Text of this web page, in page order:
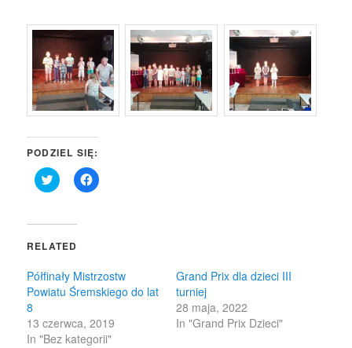
PODZIEL SIĘ:
Click
to
(Opens
new
Click
to
RELATED
Półfinały Mistrzostw
Powiatu Śremskiego do lat
8
13 czerwca, 2019
In "Bez kategorii"
Grand Prix dla dzieci III
turniej
28 maja, 2022
In "Grand Prix Dzieci"